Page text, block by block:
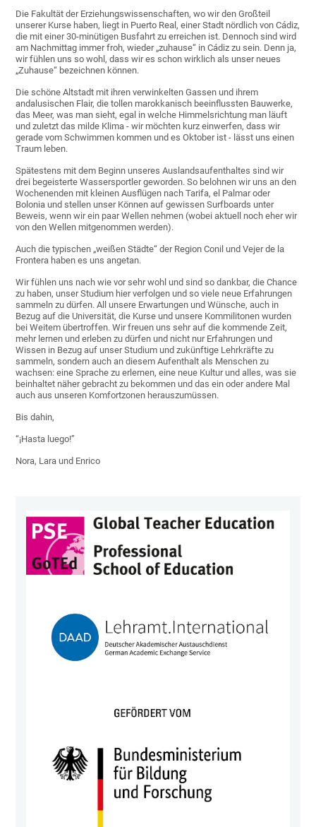
Die Fakultät der Erziehungswissenschaften, wo wir den Großteil
unserer Kurse haben, liegt in Puerto Real, einer Stadt nördlich von Cádiz,
die mit einer 30-minütigen Busfahrt zu erreichen ist. Dennoch sind wird
am Nachmittag immer froh, wieder „zuhause“ in Cádiz zu sein. Denn ja,
wir fühlen uns so wohl, dass wir es schon wirklich als unser neues
„Zuhause“ bezeichnen können.
Die schöne Altstadt mit ihren verwinkelten Gassen und ihrem
andalusischen Flair, die tollen marokkanisch beeinflussten Bauwerke,
das Meer, was man sieht, egal in welche Himmelsrichtung man läuft
und zuletzt das milde Klima - wir möchten kurz einwerfen, dass wir
gerade vom Schwimmen kommen und es Oktober ist - lässt uns einen
Traum leben.
Spätestens mit dem Beginn unseres Auslandsaufenthaltes sind wir
drei begeisterte Wassersportler geworden. So belohnen wir uns an den
Wochenenden mit kleinen Ausflügen nach Tarifa, el Palmar oder
Bolonia und stellen unser Können auf gewissen Surfboards unter
Beweis, wenn wir ein paar Wellen nehmen (wobei aktuell noch eher wir
von den Wellen mitgenommen werden).
Auch die typischen „weißen Städte“ der Region Conil und Vejer de la
Frontera haben es uns angetan.
Wir fühlen uns nach wie vor sehr wohl und sind so dankbar, die Chance
zu haben, unser Studium hier verfolgen und so viele neue Erfahrungen
sammeln zu dürfen. All unsere Erwartungen und Wünsche, auch in
Bezug auf die Universität, die Kurse und unsere Kommilitonen wurden
bei Weitem übertroffen. Wir freuen uns sehr auf die kommende Zeit,
mehr lernen und erleben zu dürfen und nicht nur Erfahrungen und
Wissen in Bezug auf unser Studium und zukünftige Lehrkräfte zu
sammeln, sondern auch an diesem Aufenthalt als Menschen zu
wachsen: eine Sprache zu erlernen, eine neue Kultur und alles, was sie
beinhaltet näher gebracht zu bekommen und das ein oder andere Mal
auch aus unseren Komfortzonen herauszumüssen.
Bis dahin,
“¡Hasta luego!”
Nora, Lara und Enrico